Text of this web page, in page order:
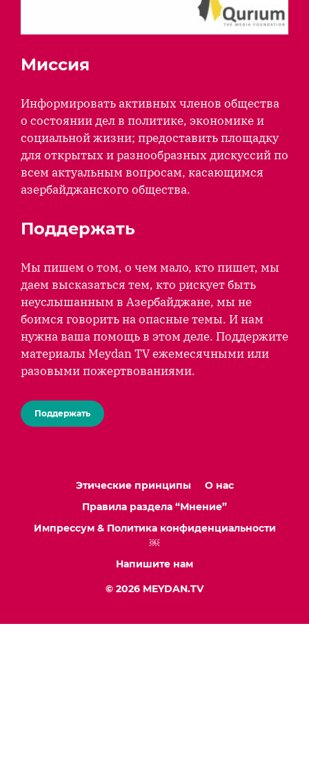
Миссия
Информировать активных членов общества
о состоянии дел в политике, экономике и
социальной жизни; предоставить площадку
для открытых и разнообразных дискуссий по
всем актуальным вопросам, касающимся
азербайджанского общества.
Поддержать
Мы пишем о том, о чем мало, кто пишет, мы
даем высказаться тем, кто рискует быть
неуслышанным в Азербайджане, мы не
боимся говорить на опасные темы. И нам
нужна ваша помощь в этом деле. Поддержите
материалы Meydan TV ежемесячными или
разовыми пожертвованиями.
Поддержать
Этические принципы
О нас
Правила раздела “Мнение”
Импрессум & Политика конфиденциальности
￼
Напишите нам
© 2026 MEYDAN.TV